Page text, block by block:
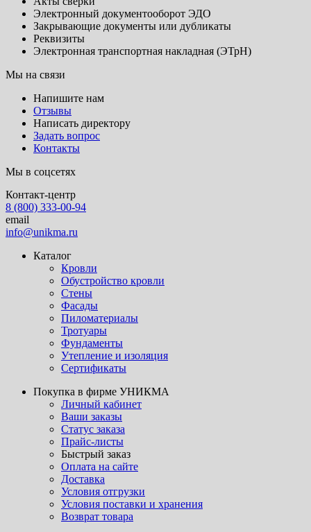
Электронный документооборот ЭДО
Закрывающие документы или дубликаты
Реквизиты
Электронная транспортная накладная (ЭТрН)
Мы на связи
Напишите нам
Отзывы
Написать директору
Задать вопрос
Контакты
Мы в соцсетях
Контакт-центр
8 (800) 333-00-94
email
info@unikma.ru
Каталог
Кровли
Обустройство кровли
Стены
Фасады
Пиломатериалы
Тротуары
Фундаменты
Утепление и изоляция
Сертификаты
Покупка в фирме УНИКМА
Личный кабинет
Ваши заказы
Статус заказа
Прайс-листы
Быстрый заказ
Оплата на сайте
Доставка
Условия отгрузки
Условия поставки и хранения
Возврат товара